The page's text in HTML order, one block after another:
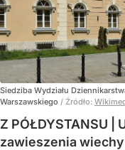
Siedziba Wydziału
Warszawskiego / Źródło:
Z PÓŁDYSTANSU
zawieszenia